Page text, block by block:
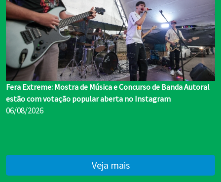
Fera Extreme: Mostra de Música e Concurso de Banda Autoral
estão com votação popular aberta no Instagram
06/08/2026
Veja mais